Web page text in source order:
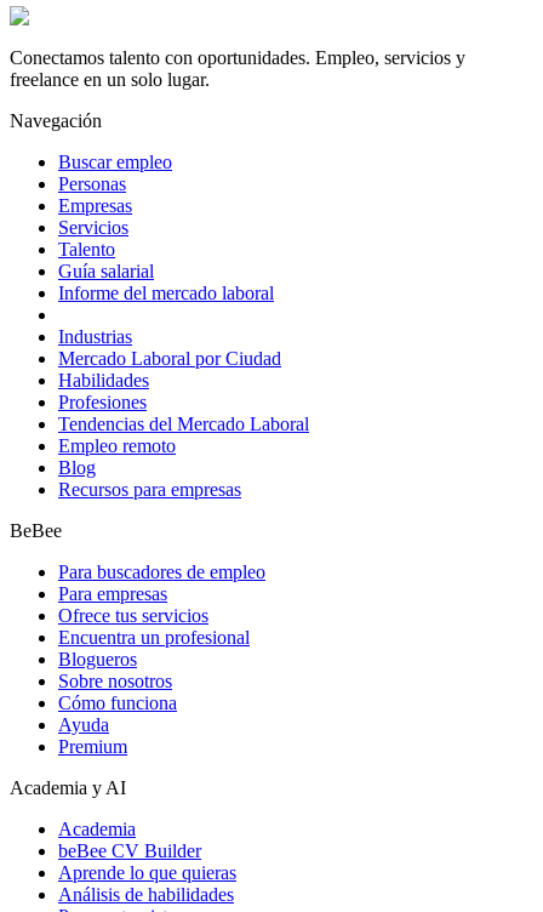
Conectamos talento con oportunidades. Empleo, servicios y
freelance en un solo lugar.
Navegación
Buscar empleo
Personas
Empresas
Servicios
Talento
Guía salarial
Informe del mercado laboral
Industrias
Mercado Laboral por Ciudad
Habilidades
Profesiones
Tendencias del Mercado Laboral
Empleo remoto
Blog
Recursos para empresas
BeBee
Para buscadores de empleo
Para empresas
Ofrece tus servicios
Encuentra un profesional
Blogueros
Sobre nosotros
Cómo funciona
Ayuda
Premium
Academia y AI
Academia
beBee CV Builder
Aprende lo que quieras
Análisis de habilidades